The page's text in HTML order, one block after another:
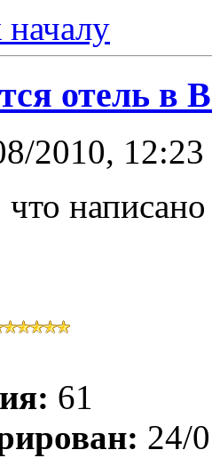
отель в
2010, 12:23
61
24/